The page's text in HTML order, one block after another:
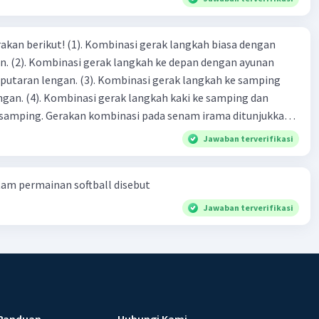
gerak langkah biasa dengan
gerak langkah ke samping
samping dan
irama ditunjukkan
Jawaban terverifikasi
permainan softball disebut
Jawaban terverifikasi